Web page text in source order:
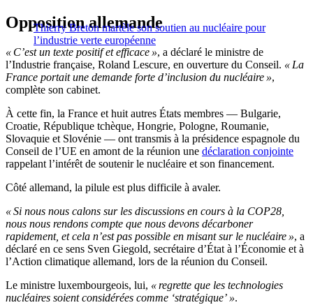
Thierry Breton martèle son soutien au nucléaire pour
l’industrie verte européenne
Opposition allemande
« C’est un texte positif et efficace », a déclaré le ministre de
l’Industrie française, Roland Lescure, en ouverture du Conseil. « La
France portait une demande forte d’inclusion du nucléaire »,
complète son cabinet.
À cette fin, la France et huit autres États membres — Bulgarie,
Croatie, République tchèque, Hongrie, Pologne, Roumanie,
Slovaquie et Slovénie — ont transmis à la présidence espagnole du
Conseil de l’UE en amont de la réunion une déclaration conjointe
rappelant l’intérêt de soutenir le nucléaire et son financement.
Côté allemand, la pilule est plus difficile à avaler.
« Si nous nous calons sur les discussions en cours à la COP28,
nous nous rendons compte que nous devons décarboner
rapidement, et cela n’est pas possible en misant sur le nucléaire », a
déclaré en ce sens Sven Giegold, secrétaire d’État à l’Économie et à
l’Action climatique allemand, lors de la réunion du Conseil.
Le ministre luxembourgeois, lui, « regrette que les technologies
nucléaires soient considérées comme ‘stratégique’ ».